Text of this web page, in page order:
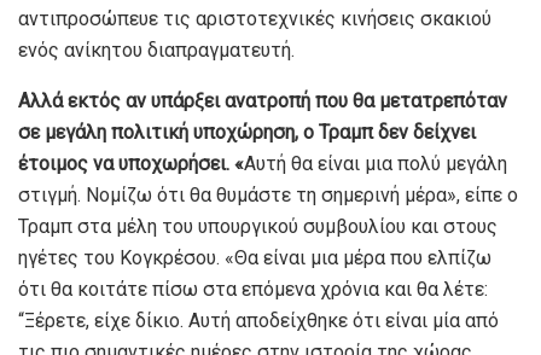
αντιπροσώπευε τις αριστοτεχνικές κινήσεις σκακιού
ενός ανίκητου διαπραγματευτή.
Αλλά εκτός αν υπάρξει ανατροπή που θα μετατρεπόταν
σε μεγάλη πολιτική υποχώρηση, ο Τραμπ δεν δείχνει
έτοιμος να υποχωρήσει. «Αυτή θα είναι μια πολύ μεγάλη
στιγμή. Νομίζω ότι θα θυμάστε τη σημερινή μέρα», είπε ο
Τραμπ στα μέλη του υπουργικού συμβουλίου και στους
ηγέτες του Κογκρέσου. «Θα είναι μια μέρα που ελπίζω
ότι θα κοιτάτε πίσω στα επόμενα χρόνια και θα λέτε:
“Ξέρετε, είχε δίκιο. Αυτή αποδείχθηκε ότι είναι μία από